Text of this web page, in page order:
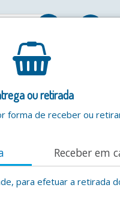
ou retirada
forma de receber ou
Receber em
para efetuar a retirada